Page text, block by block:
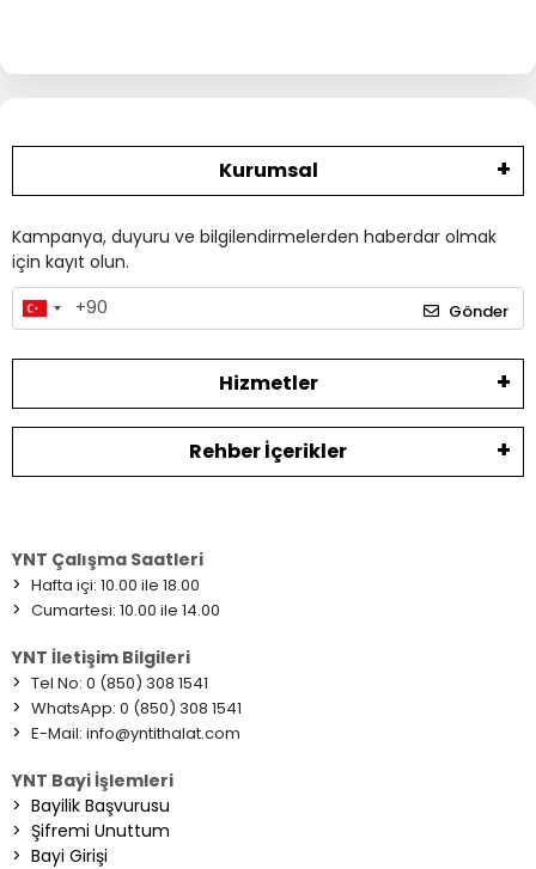
Kurumsal
Kampanya, duyuru ve bilgilendirmelerden haberdar olmak
için kayıt olun.
Gönder
Hizmetler
Rehber İçerikler
YNT Çalışma Saatleri
> Hafta içi: 10.00 ile 18.00
> Cumartesi: 10.00 ile 14.00
YNT İletişim Bilgileri
> Tel No: 0 (850) 308 1541
> WhatsApp: 0 (850) 308 1541
> E-Mail: info@yntithalat.com
YNT Bayi İşlemleri
> Bayilik Başvurusu
> Şifremi Unuttum
> Bayi Girişi